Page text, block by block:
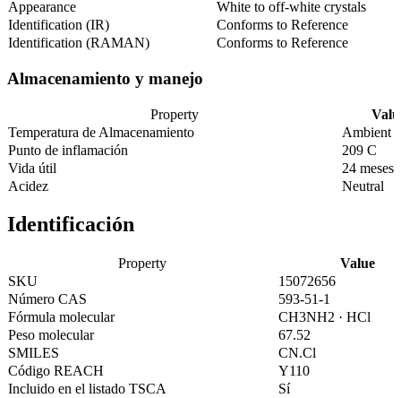
Appearance
White to off-white crystals
Identification (IR)
Conforms to Reference
Identification (RAMAN)
Conforms to Reference
Almacenamiento y manejo
Property
Temperatura de Almacenamiento
Ambient
Punto de inflamación
209 C
Vida útil
24 meses
Acidez
Neutral
Identificación
Property
Value
SKU
15072656
Número CAS
593-51-1
Fórmula molecular
CH3NH2 · HCl
Peso molecular
67.52
SMILES
CN.Cl
Código REACH
Y110
Incluido en el listado TSCA
Sí